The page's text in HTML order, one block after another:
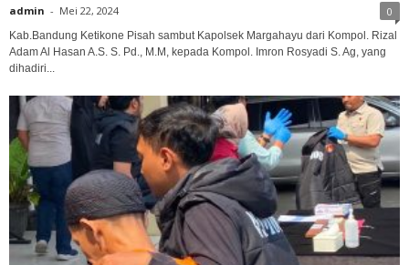
admin - Mei 22, 2024 0
Kab.Bandung Ketikone Pisah sambut Kapolsek Margahayu dari Kompol. Rizal
Adam Al Hasan A.S. S. Pd., M.M, kepada Kompol. Imron Rosyadi S. Ag, yang
dihadiri...